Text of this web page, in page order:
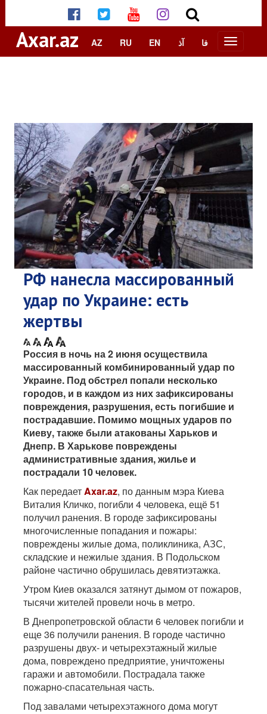
Axar.az AZ RU EN آذ فا
РФ нанесла массированный
удар по Украине: есть
жертвы
Россия в ночь на 2 июня осуществила
массированный комбинированный удар по
Украине. Под обстрел попали несколько
городов, и в каждом из них зафиксированы
повреждения, разрушения, есть погибшие и
пострадавшие. Помимо мощных ударов по
Киеву, также были атакованы Харьков и
Днепр. В Харькове повреждены
административные здания, жилье и
пострадали 10 человек.
Как передаетAxar.az, по данным мэра Киева
Виталия Кличко, погибли 4 человека, ещё 51
получил ранения. В городе зафиксированы
многочисленные попадания и пожары:
повреждены жилые дома, поликлиника, АЗС,
складские и нежилые здания. В Подольском
районе частично обрушилась девятиэтажка.
Утром Киев оказался затянут дымом от пожаров,
тысячи жителей провели ночь в метро.
В Днепропетровской области 6 человек погибли и
еще 36 получили ранения. В городе частично
разрушены двух- и четырехэтажный жилые
дома, повреждено предприятие, уничтожены
гаражи и автомобили. Пострадала также
пожарно-спасательная часть.
Под завалами четырехэтажного дома могут